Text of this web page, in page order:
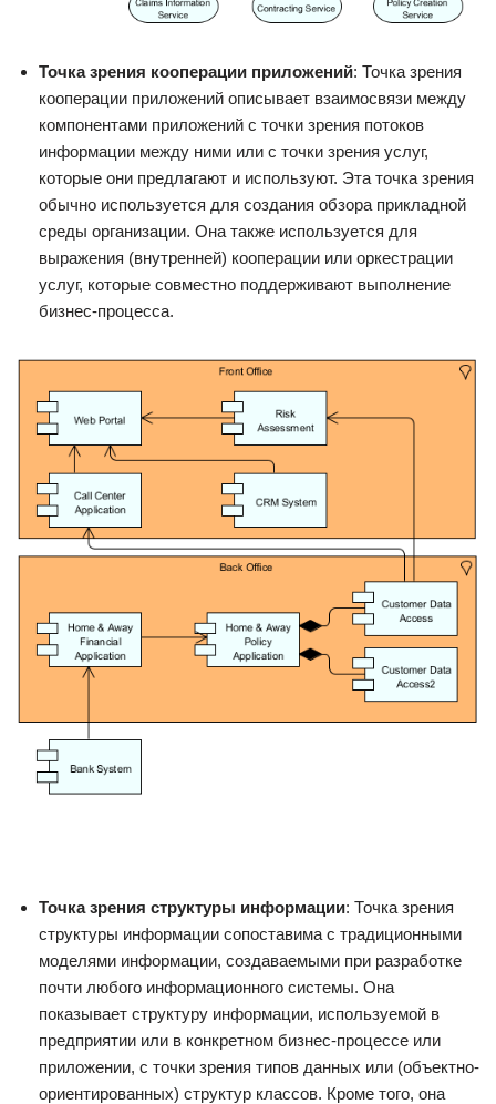
Точка зрения кооперации приложений: Точка зрения
кооперации приложений описывает взаимосвязи между
компонентами приложений с точки зрения потоков
информации между ними или с точки зрения услуг,
которые они предлагают и используют. Эта точка зрения
обычно используется для создания обзора прикладной
среды организации. Она также используется для
выражения (внутренней) кооперации или оркестрации
услуг, которые совместно поддерживают выполнение
бизнес-процесса.
Точка зрения структуры информации: Точка зрения
структуры информации сопоставима с традиционными
моделями информации, создаваемыми при разработке
почти любого информационного системы. Она
показывает структуру информации, используемой в
предприятии или в конкретном бизнес-процессе или
приложении, с точки зрения типов данных или (объектно-
ориентированных) структур классов. Кроме того, она